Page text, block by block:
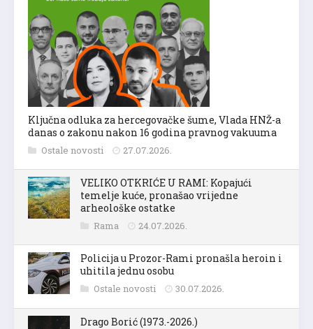
Ključna odluka za hercegovačke šume, Vlada HNŽ-a
danas o zakonu nakon 16 godina pravnog vakuuma
Ostale novosti 27.07.2026.
VELIKO OTKRIĆE U RAMI: Kopajući
temelje kuće, pronašao vrijedne
arheološke ostatke
Rama 24.07.2026.
Policija u Prozor-Rami pronašla heroin i
uhitila jednu osobu
Ostale novosti 30.07.2026.
Drago Borić (1973.-2026.)